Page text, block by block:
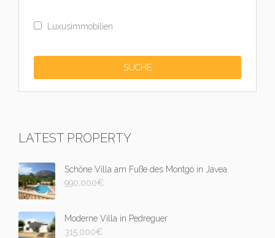
Luxusimmobilien
LATEST PROPERTY
Schöne Villa am Fuße des Montgó in Javea
990,000€
Moderne Villa in Pedreguer
315,000€